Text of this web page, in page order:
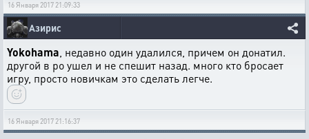
16 Января 2017 21:09:33
Азирис
Yokohama , недавно один удалился, причем он донатил.
другой в ро ушел и не спешит назад. много кто бросает
игру, просто новичкам это сделать легче.
16 Января 2017 21:16:37